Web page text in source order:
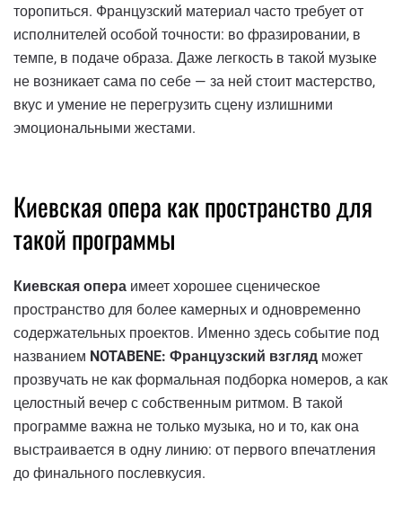
торопиться. Французский материал часто требует от
исполнителей особой точности: во фразировании, в
темпе, в подаче образа. Даже легкость в такой музыке
не возникает сама по себе — за ней стоит мастерство,
вкус и умение не перегрузить сцену излишними
эмоциональными жестами.
Киевская опера как пространство для
такой программы
Киевская опера имеет хорошее сценическое
пространство для более камерных и одновременно
содержательных проектов. Именно здесь событие под
названием NOTABENE: Французский взгляд может
прозвучать не как формальная подборка номеров, а как
целостный вечер с собственным ритмом. В такой
программе важна не только музыка, но и то, как она
выстраивается в одну линию: от первого впечатления
до финального послевкусия.